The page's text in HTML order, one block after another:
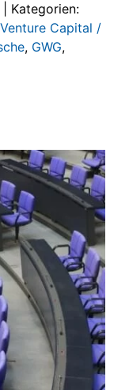
Kategorien:
Venture Capital /
, GWG,